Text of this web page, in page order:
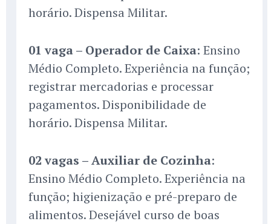
horário. Dispensa Militar.
01 vaga – Operador de Caixa: Ensino
Médio Completo. Experiência na função;
registrar mercadorias e processar
pagamentos. Disponibilidade de
horário. Dispensa Militar.
02 vagas – Auxiliar de Cozinha:
Ensino Médio Completo. Experiência na
função; higienização e pré-preparo de
alimentos. Desejável curso de boas